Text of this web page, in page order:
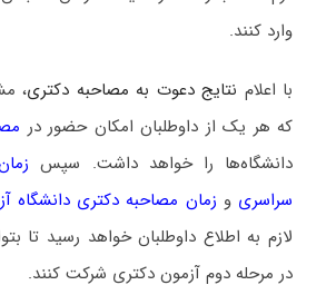
وارد کنند.
با اعلام نتایج دعوت به مصاحبه دکتری،
که هر یک از داوطلبان امکان حضور در
دانشگاه‌ها را خواهد داشت. سپس
سراسری و زمان مصاحبه دکتری دانشگاه
لازم به اطلاع داوطلبان خواهد رسید تا
در مرحله دوم آزمون دکتری شرکت کنند.